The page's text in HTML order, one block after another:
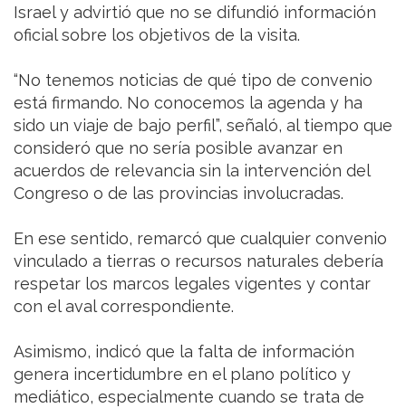
Israel y advirtió que no se difundió información
oficial sobre los objetivos de la visita.
“No tenemos noticias de qué tipo de convenio
está firmando. No conocemos la agenda y ha
sido un viaje de bajo perfil”, señaló, al tiempo que
consideró que no sería posible avanzar en
acuerdos de relevancia sin la intervención del
Congreso o de las provincias involucradas.
En ese sentido, remarcó que cualquier convenio
vinculado a tierras o recursos naturales debería
respetar los marcos legales vigentes y contar
con el aval correspondiente.
Asimismo, indicó que la falta de información
genera incertidumbre en el plano político y
mediático, especialmente cuando se trata de